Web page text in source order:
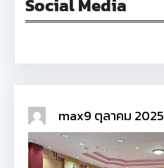
Social Media
max9 ตุลาคม 2025